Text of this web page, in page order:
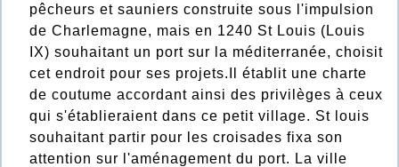
pêcheurs et sauniers construite sous l'impulsion
de Charlemagne, mais en 1240 St Louis (Louis
IX) souhaitant un port sur la méditerranée, choisit
cet endroit pour ses projets.Il établit une charte
de coutume accordant ainsi des privilèges à ceux
qui s'établieraient dans ce petit village. St louis
souhaitant partir pour les croisades fixa son
attention sur l'aménagement du port. La ville